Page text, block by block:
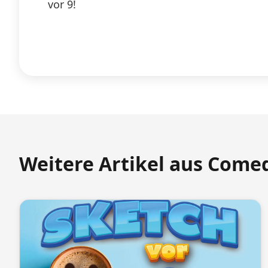
vor 9!
Weitere Artikel aus